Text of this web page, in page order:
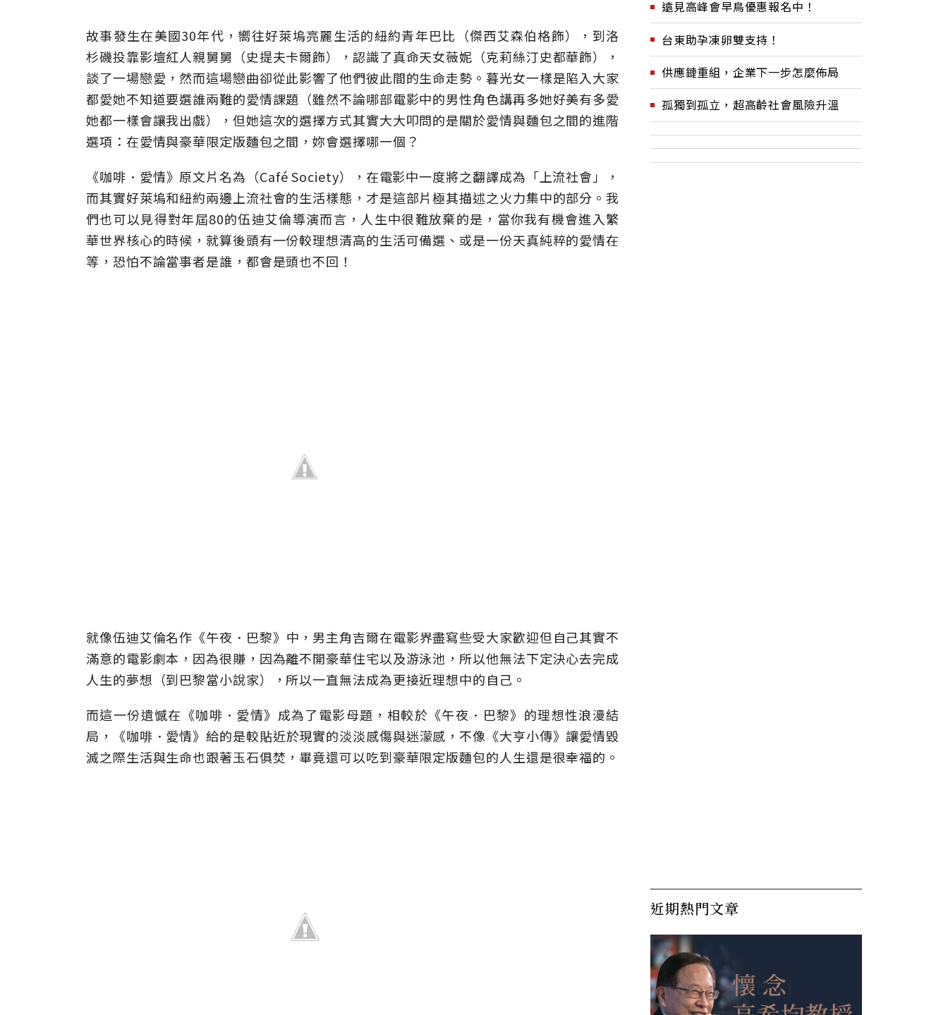
故事發生在美國30年代，嚮往好萊塢亮麗生活的紐約青年巴比（傑西艾森伯格飾），到洛
杉磯投靠影壇紅人親舅舅（史提夫卡爾飾），認識了真命天女薇妮（克莉絲汀史都華飾），
談了一場戀愛，然而這場戀曲卻從此影響了他們彼此間的生命走勢。暮光女一樣是陷入大家
都愛她不知道要選誰兩難的愛情課題（雖然不論哪部電影中的男性角色講再多她好美有多愛
她都一樣會讓我出戲），但她這次的選擇方式其實大大叩問的是關於愛情與麵包之間的進階
選項：在愛情與豪華限定版麵包之間，妳會選擇哪一個？
《咖啡 ． 愛情》原文片名為（Café Society），在電影中一度將之翻譯成為「上流社會」，
而其實好萊塢和紐約兩邊上流社會的生活樣態，才是這部片極其描述之火力集中的部分。我
們也可以見得對年屆80的伍迪艾倫導演而言，人生中很難放棄的是，當你我有機會進入繁
華世界核心的時候，就算後頭有一份較理想清高的生活可備選、或是一份天真純粹的愛情在
等，恐怕不論當事者是誰，都會是頭也不回！
就像伍迪艾倫名作《午夜 ． 巴黎》中，男主角吉爾在電影界盡寫些受大家歡迎但自己其實不
滿意的電影劇本，因為很賺，因為離不開豪華住宅以及游泳池，所以他無法下定決心去完成
人生的夢想（到巴黎當小說家），所以一直無法成為更接近理想中的自己。
而這一份遺憾在《咖啡 ． 愛情》成為了電影母題，相較於《午夜 ． 巴黎》的理想性浪漫結
局，《咖啡 ． 愛情》給的是較貼近於現實的淡淡感傷與迷濛感，不像《大亨小傳》讓愛情毀
滅之際生活與生命也跟著玉石俱焚，畢竟還可以吃到豪華限定版麵包的人生還是很幸福的。
遠見高峰會早鳥優惠報名中！
台東助孕凍卵雙支持！
供應鏈重組，企業下一步怎麼佈局
孤獨到孤立，超高齡社會風險升溫
近期熱門文章